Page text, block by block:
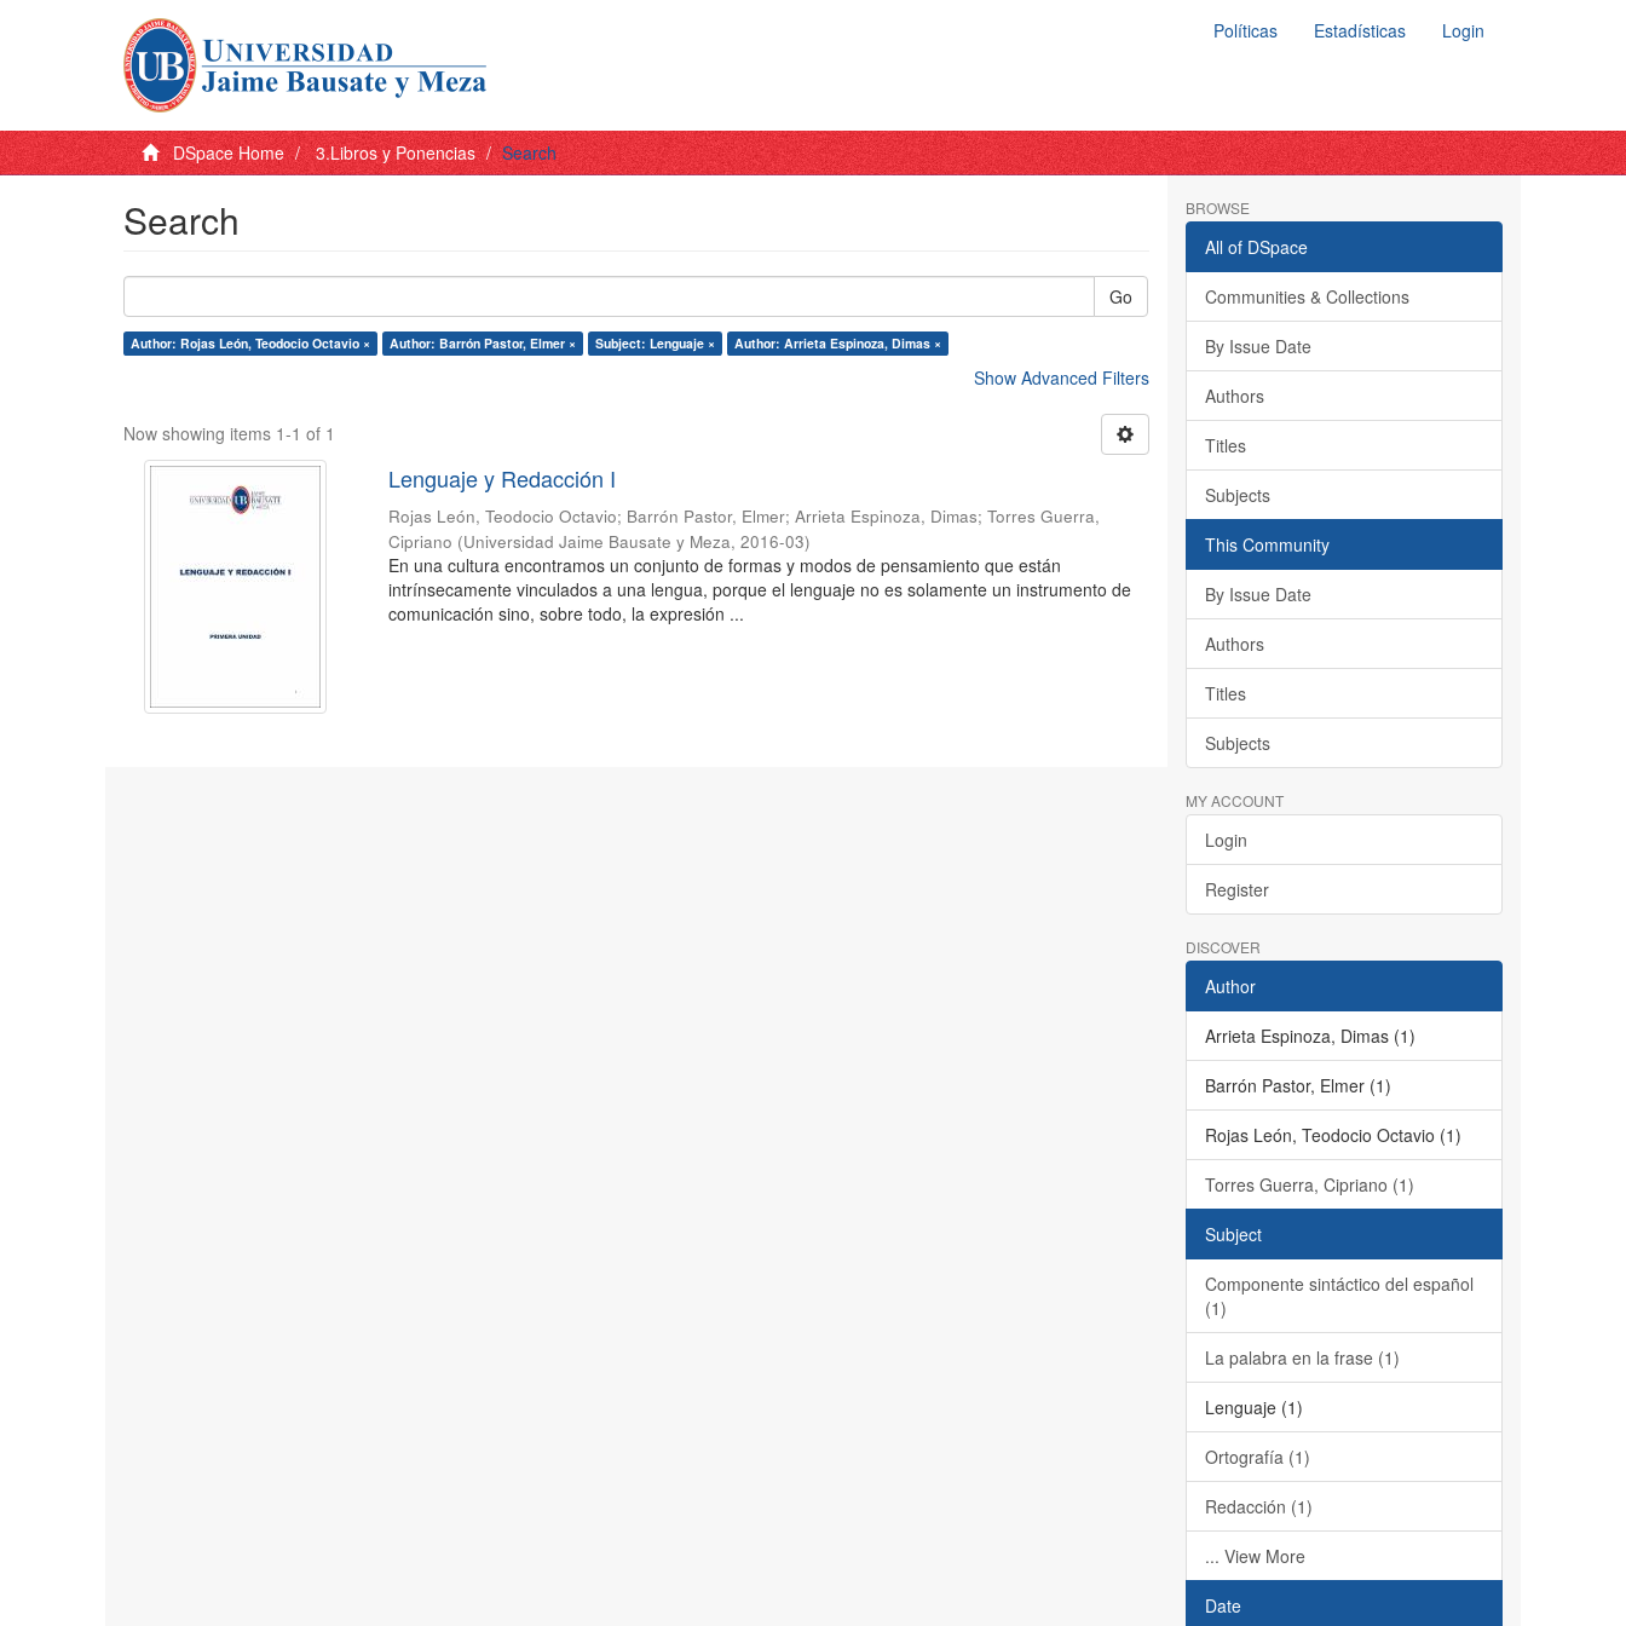
Políticas Estadísticas Login
DSpace Home 3.Libros y Ponencias Search
Search
Go
Author: Rojas León, Teodocio Octavio × Author: Barrón Pastor, Elmer × Subject: Lenguaje × Author: Arrieta Espinoza, Dimas ×
Show Advanced Filters
Now showing items 1-1 of 1
Lenguaje y Redacción I
Rojas León, Teodocio Octavio; Barrón Pastor, Elmer;Arrieta Espinoza, Dimas;Torres Guerra,
Cipriano (Universidad Jaime Bausate y Meza,2016-03)
En una cultura encontramos un conjunto de formas y modos de pensamiento que están
intrínsecamente vinculados a una lengua, porque el lenguaje no es solamente un instrumento de
comunicación sino, sobre todo, la expresión ...
BROWSE
All of DSpace
Communities & Collections
By Issue Date
Authors
Titles
Subjects
This Community
By Issue Date
Authors
Titles
Subjects
MY ACCOUNT
Login
Register
DISCOVER
Author
Arrieta Espinoza, Dimas (1)
Barrón Pastor, Elmer (1)
Rojas León, Teodocio Octavio (1)
Torres Guerra, Cipriano (1)
Subject
Componente sintáctico del español
(1)
La palabra en la frase (1)
Lenguaje (1)
Ortografía (1)
Redacción (1)
... View More
Date